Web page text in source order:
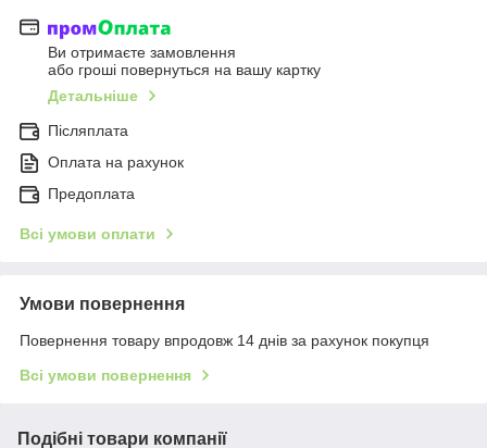
Ви отримаєте замовлення
або гроші повернуться на вашу картку
Детальніше
Післяплата
Оплата на рахунок
Предоплата
Всі умови оплати
Умови повернення
Повернення товару впродовж 14 днів за рахунок покупця
Всі умови повернення
Подібні товари компанії